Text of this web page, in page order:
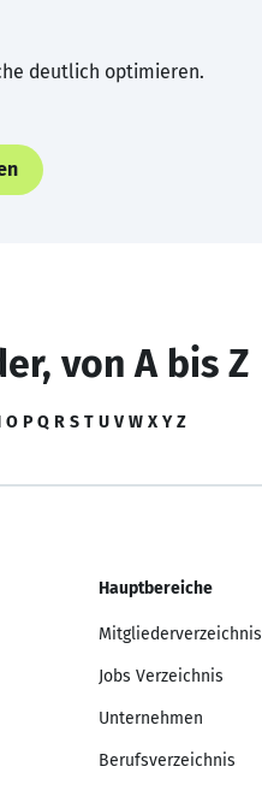
deutlich optimieren.
von A bis Z
O P Q R S T U V W X Y Z
Hauptbereiche
Mitgliederverzeichnis
Jobs Verzeichnis
Unternehmen
Berufsverzeichnis